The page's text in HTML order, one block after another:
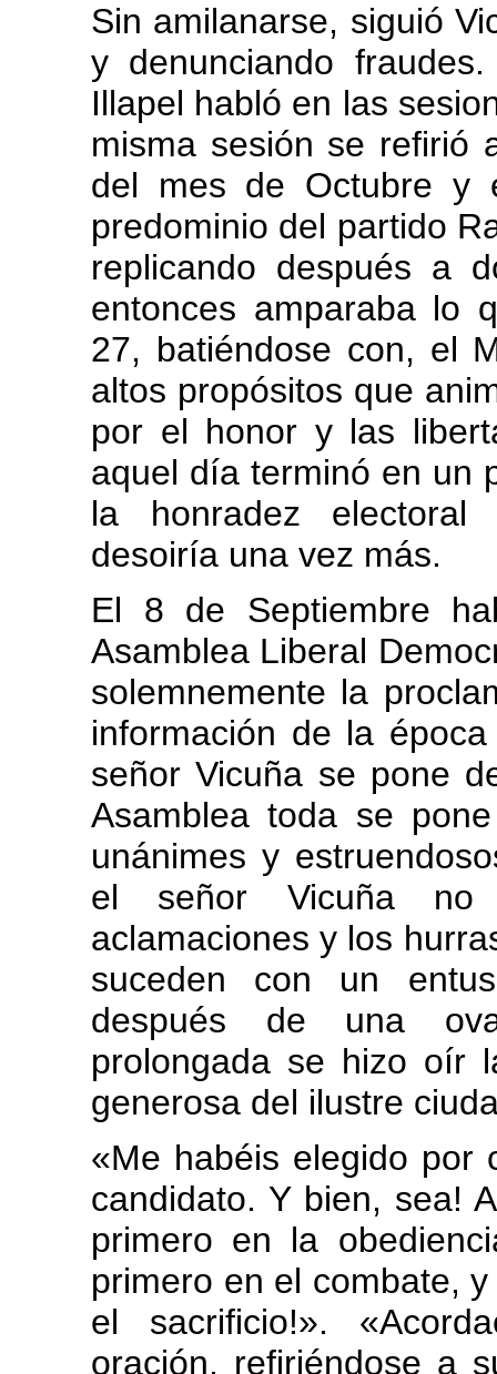
Sin amilanarse, siguió
y denunciando
Illapel habló en las
misma sesión se refirió
del mes de Octubre y
predominio del partido
replicando después a
entonces amparaba lo
27, batiéndose con, el
altos propósitos que
por el honor y las
aquel día terminó en un
la honradez
desoiría una vez más.
El 8 de Septiembre
Asamblea Liberal
solemnemente la
información de la
señor Vicuña se pone
Asamblea toda se
unánimes y
el señor Vicuña no
aclamaciones y los
suceden con un
después de una
prolongada se hizo oír
generosa del ilustre
«Me habéis elegido por
candidato. Y bien, sea!
primero en la
primero en el combate,
el sacrificio!».
oración, refiriéndose a